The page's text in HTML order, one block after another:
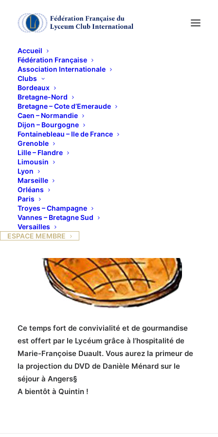
Accueil
Fédération Française
Association Internationale
Clubs
Bordeaux
Bretagne-Nord
Bretagne – Cote d’Emeraude
Caen – Normandie
Dijon – Bourgogne
Fontainebleau – Ile de France
Grenoble
Lille – Flandre
Limousin
Lyon
Marseille
Orléans
Paris
Troyes – Champagne
Vannes – Bretagne Sud
Versailles
ESPACE MEMBRE
Galette des Reines
9 JANVIER 2019
Ce temps fort de convivialité et de gourmandise
est offert par le Lycéum grâce à l’hospitalité de
Marie-Françoise Duault. Vous aurez la primeur de
la projection du DVD de Danièle Ménard sur le
séjour à Angers§
A bientôt à Quintin !